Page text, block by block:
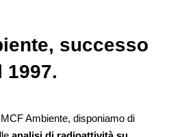
successo
1997.
Ambiente, disponiamo di